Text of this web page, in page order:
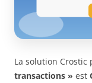
La solution Crostic
transactions » est